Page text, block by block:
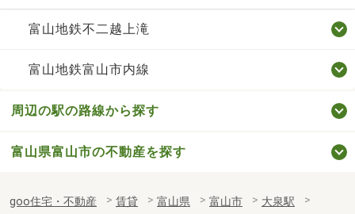
富山地鉄不二越上滝
富山地鉄富山市内線
周辺の駅の路線から探す
富山県富山市の不動産を探す
goo住宅・不動産 賃貸 富山県 富山市
大泉駅